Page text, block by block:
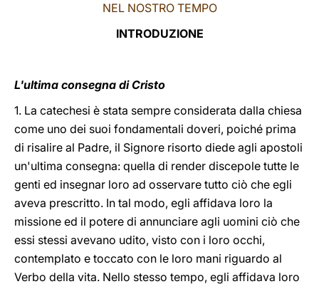
NEL NOSTRO TEMPO
INTRODUZIONE
L'ultima consegna di Cristo
1. La catechesi è stata sempre considerata dalla chiesa
come uno dei suoi fondamentali doveri, poiché prima
di risalire al Padre, il Signore risorto diede agli apostoli
un'ultima consegna: quella di render discepole tutte le
genti ed insegnar loro ad osservare tutto ciò che egli
aveva prescritto. In tal modo, egli affidava loro la
missione ed il potere di annunciare agli uomini ciò che
essi stessi avevano udito, visto con i loro occhi,
contemplato e toccato con le loro mani riguardo al
Verbo della vita. Nello stesso tempo, egli affidava loro